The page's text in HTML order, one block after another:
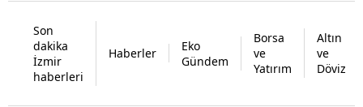
Son
dakika
İzmir
haberleri
Haberler
Eko
Gündem
Borsa
ve
Yatırım
Altın
ve
Döviz